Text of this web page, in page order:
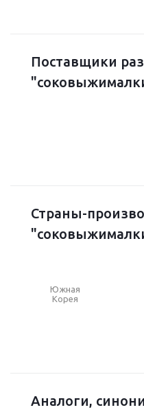
Поставщики
Страны-
Южная
Корея
Аналоги,